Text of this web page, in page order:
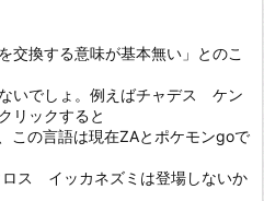
交換する意味が基本無い」とのこ
いでしょ。例えばチャデス ケン
リックすると
この言語は現在ZAとポケモンgoで
ス イッカネズミは登場しないか